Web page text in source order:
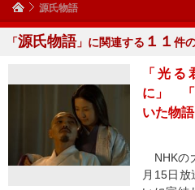
源氏物語
「源氏物語」に関連する １１ 件
「光
に」 「
いた物
NHKの
月15日